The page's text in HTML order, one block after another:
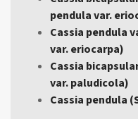
pendula var.
Cassia pendula
var. eriocarpa)
Cassia
var. paludicola)
Cassia pendula